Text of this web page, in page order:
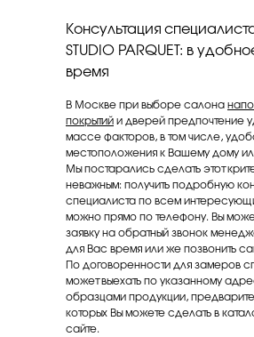
Консультация
STUDIO PARQUET: в
время
В Москве при выборе салона
покрытийи дверей предпочтение
массе факторов, в том числе,
местоположения к Вашему дому
Мы постарались сделать этот
неважным: получить подробную
специалиста по всем
можно прямо по телефону. Вы
заявку на обратный звонок
для Вас время или же позвонить
По договоренности для замеров
может выехать по указанному
образцами продукции,
которых Вы можете сделать в
сайте.